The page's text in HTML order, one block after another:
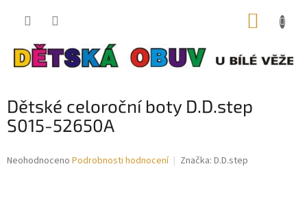
Dětské celoroční boty D.D.step
S015-52650A
Průměrné
Neohodnoceno Podrobnosti hodnocení Značka: D.D.step